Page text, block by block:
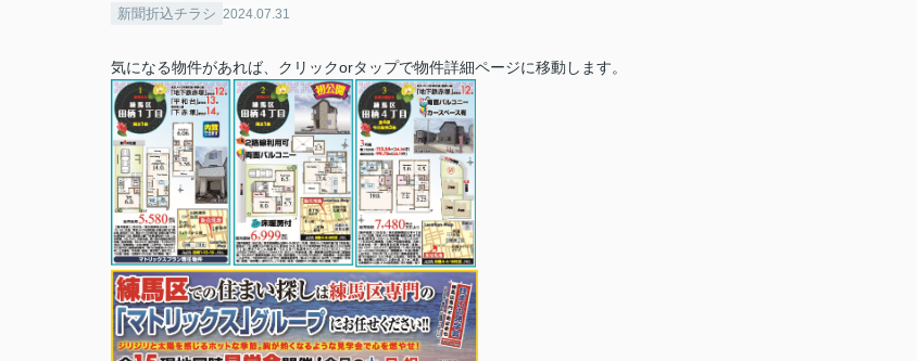
新聞折込チラシ 2024.07.31
気になる物件があれば、クリックorタップで物件詳細ページに移動します。